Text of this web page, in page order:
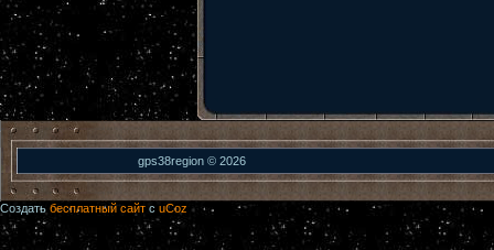
gps38region © 2026
Создать бесплатный сайт с uCoz